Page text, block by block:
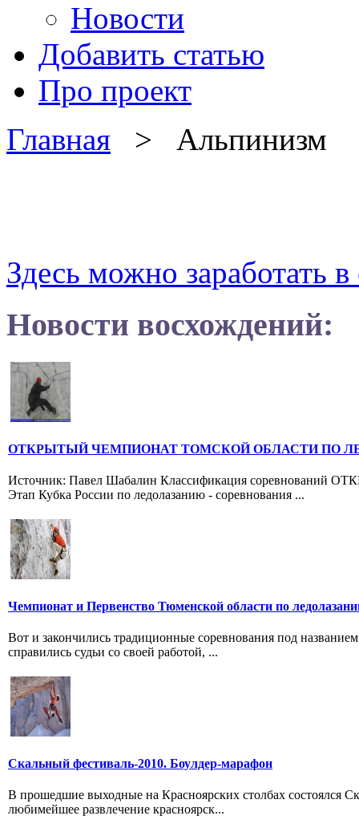
Новости
Добавить статью
Про проект
Главная > Альпинизм
Здесь можно заработать в
Новости восхождений:
ОТКРЫТЫЙ ЧЕМПИОНАТ ТОМСКОЙ ОБЛАСТИ ПО
Источник: Павел Шабалин Классификация
Этап Кубка России по ледолазанию - соревнования ...
Чемпионат и Первенство Тюменской области по
Вот и закончились традиционные соревнования под
справились судьи со своей работой, ...
Скальный фестиваль-2010. Боулдер-марафон
В прошедшие выходные на Красноярских столбах состоялся
любимейшее развлечение красноярск...